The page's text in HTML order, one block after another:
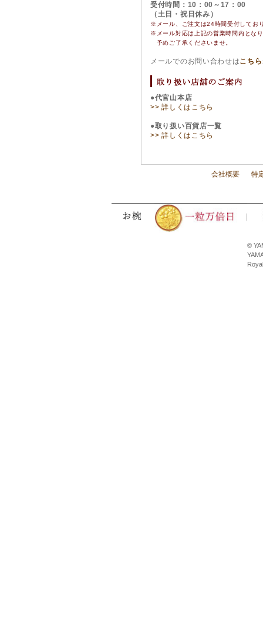
受付時間：10：00～17：00
（土日・祝日休み）
※メール、ご注文は24時間受付してお
※ メール対応は上記の営業時間内とな
予めご了承くださいませ。
メールでのお問い合わせはこちら
●代官山本店
>> 詳しくはこちら
●取り扱い百貨店一覧
>> 詳しくはこちら
会社概要 特
©